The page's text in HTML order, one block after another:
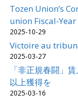
Tozen Union’s
union Fiscal-
2025-10-29
Victoire au
2025-03-27
「非正規春闘」
以上獲得を
2025-03-16